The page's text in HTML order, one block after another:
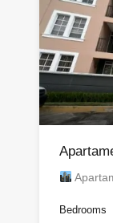
Bedrooms